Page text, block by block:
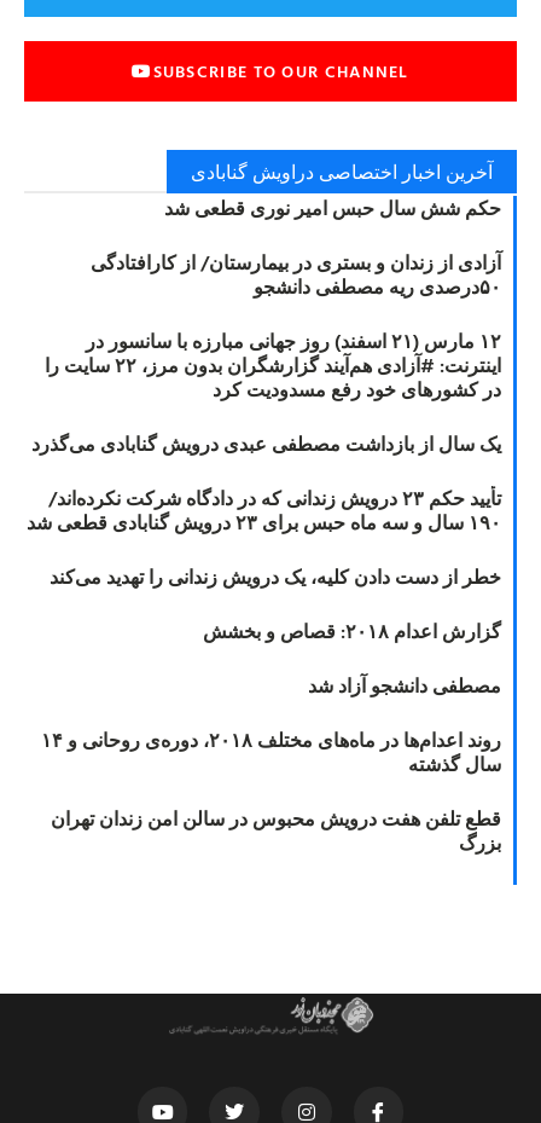
SUBSCRIBE TO OUR CHANNEL
آخرین اخبار اختصاصی دراویش گنابادی
حکم شش سال حبس امیر نوری قطعی شد
آزادی از زندان و بستری در بیمارستان/ از کارافتادگی
۵۰درصدی ریه مصطفی دانشجو
۱۲ مارس (۲۱ اسفند) روز جهانی مبارزه با سانسور در
اینترنت: #آزادی هم‌آیند گزارشگران‌ بدون مرز، ۲۲ سایت را
در کشورهای خود رفع مسدودیت کرد
یک سال از بازداشت مصطفی عبدی درویش گنابادی می‌گذرد
تأیید حکم ۲۳ درویش زندانی که در دادگاه شرکت نکرده‌اند/
۱۹۰ سال و سه ماه حبس برای ۲۳ درویش گنابادی قطعی شد
خطر از دست دادن کلیه، یک درویش زندانی را تهدید می‌کند
گزارش اعدام ۲۰۱۸: قصاص و بخشش
مصطفی دانشجو آزاد شد
روند اعدام‌ها در ماه‌های مختلف ۲۰۱۸، دوره‌ی روحانی و ۱۴
سال گذشته
قطع تلفن هفت درویش محبوس در سالن امن زندان تهران
بزرگ